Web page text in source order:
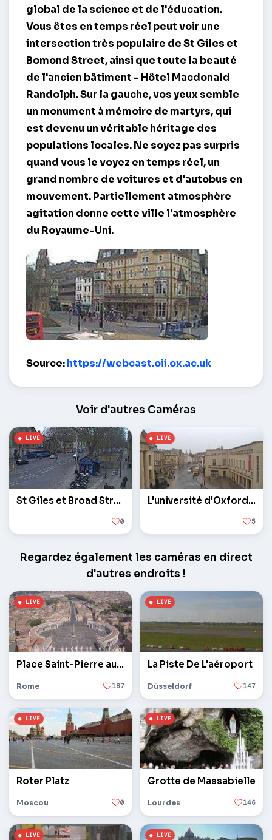
global de la science et de l'éducation.
Vous êtes en temps réel peut voir une
intersection très populaire de St Giles et
Bomond Street, ainsi que toute la beauté
de l'ancien bâtiment - Hôtel Macdonald
Randolph. Sur la gauche, vos yeux semble
un monument à mémoire de martyrs, qui
est devenu un véritable héritage des
populations locales. Ne soyez pas surpris
quand vous le voyez en temps réel, un
grand nombre de voitures et d'autobus en
mouvement. Partiellement atmosphère
agitation donne cette ville l'atmosphère
du Royaume-Uni.
Source:https://webcast.oii.ox.ac.uk
Voir d'autres Caméras
St Giles et Broad Street
0
L'université d'Oxford. Broad Street
5
Regardez également les caméras en direct
d'autres endroits !
Place Saint-Pierre au Vatican
Rome 187
La Piste De L'aéroport
Düsseldorf 147
Roter Platz
Moscou 0
Grotte de Massabielle
Lourdes 146